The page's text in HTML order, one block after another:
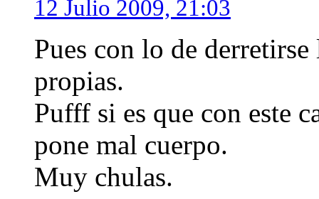
12 Julio 2009, 21:03
Pues con lo de
propias.
Pufff si es que con este
pone mal cuerpo.
Muy chulas.